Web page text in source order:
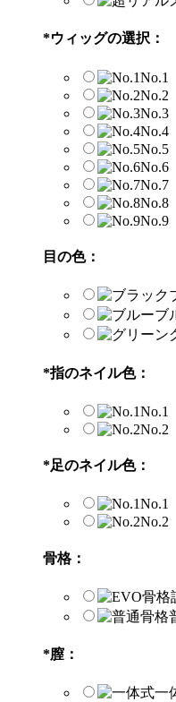
*ウィッグの選択：
No.1
No.2
No.3
No.4
No.5
No.6
No.7
No.8
No.9
目の色：
ブ
*指のネイル色：
No.1
No.2
*足のネイル色：
No.1
No.2
骨格：
*膣：
一